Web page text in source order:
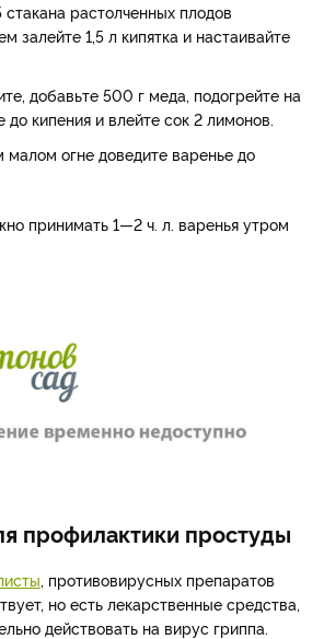
растолченных плодов
залейте 1,5 л кипятка и настаивайте
добавьте 500 г меда, подогрейте на
до кипения и влейте сок 2 лимонов.
огне доведите варенье до
принимать 1—2 ч. л. варенья утром
профилактики простуды
, противовирусных препаратов
но есть лекарственные средства,
действовать на вирус гриппа.